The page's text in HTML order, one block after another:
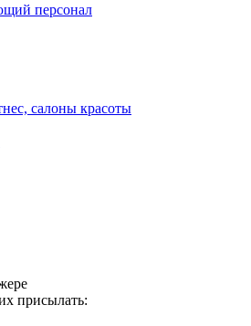
персонал
салоны красоты
присылать: